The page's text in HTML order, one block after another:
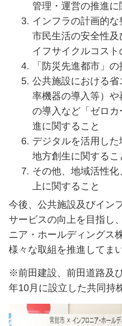
管理・運営の推進に
インフラの計画的
市民生活の安全性
イフサイクルコス
「防災先進都市」
公共施設における
率機器の導入等）
の導入など「ゼロ
進に関すること
デジタルを活用し
地方創生に関するこ
その他、地域活性
上に関すること
今後、公共施設及びイン
サービスの向上を目指し
ニア・ホールディングス
様々な取組を推進してま
※前田建設、前田道路及
年10月に設立した共同持